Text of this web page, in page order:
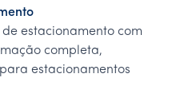
estacionamento com
completa,
estacionamentos